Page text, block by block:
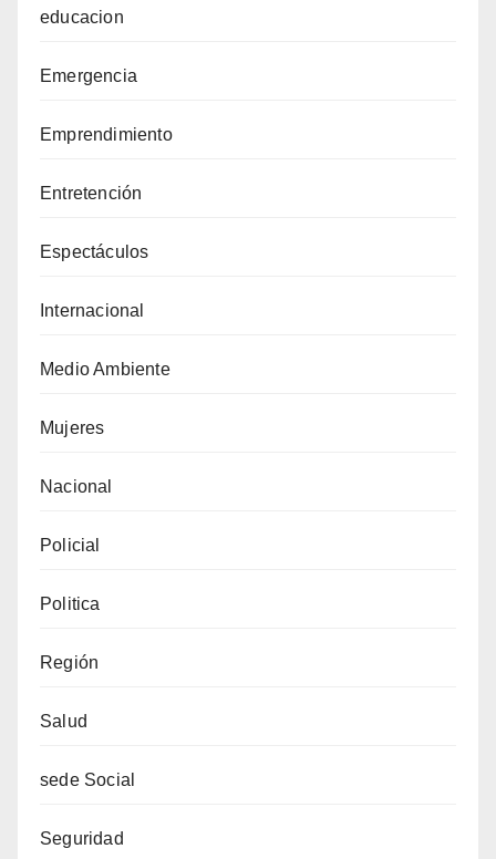
educacion
Emergencia
Emprendimiento
Entretención
Espectáculos
Internacional
Medio Ambiente
Mujeres
Nacional
Policial
Politica
Región
Salud
sede Social
Seguridad